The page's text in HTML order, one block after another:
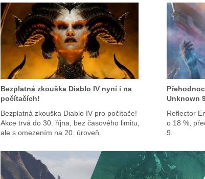
Bezplatná zkouška Diablo IV nyní i na
počítačích!
Bezplatná zkouška Diablo IV pro počítače!
Akce trvá do 30. října, bez časového limitu,
ale s omezením na 20. úroveň.
Unknown
Reflector
o 18 %,
9.